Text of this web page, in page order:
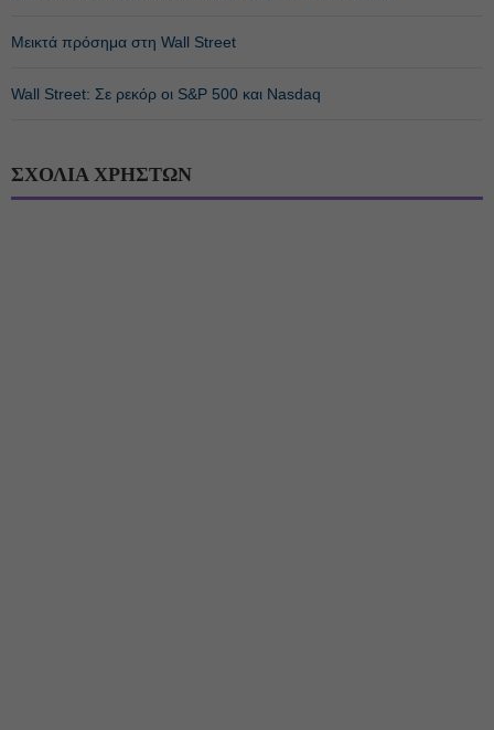
Mεικτά πρόσημα στη Wall Street
Wall Street: Σε ρεκόρ οι S&P 500 και Nasdaq
ΣΧΟΛΙΑ ΧΡΗΣΤΩΝ